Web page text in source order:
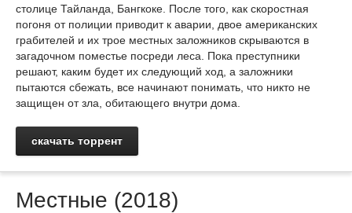
столице Тайланда, Бангкоке. После того, как скоростная
погоня от полиции приводит к аварии, двое американских
грабителей и их трое местных заложников скрываются в
загадочном поместье посреди леса. Пока преступники
решают, каким будет их следующий ход, а заложники
пытаются сбежать, все начинают понимать, что никто не
защищен от зла, обитающего внутри дома.
скачать торрент
Местные (2018)